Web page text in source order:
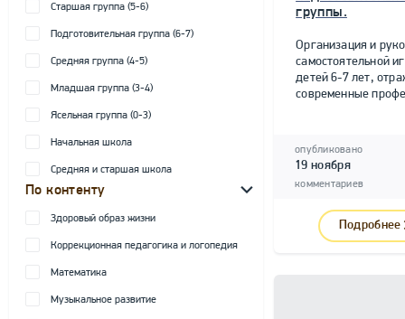
Старшая группа (5-6)
Подготовительная группа (6-7)
Средняя группа (4-5)
Младшая группа (3-4)
Ясельная группа (0-3)
Начальная школа
Средняя и старшая школа
По контенту
Здоровый образ жизни
Коррекционная педагогика и логопедия
Математика
Музыкальное развитие
группы.
Организация и
самостоятельной
детей 6-7 лет,
современные
опубликовано
19 ноября
комментариев
Подробнее